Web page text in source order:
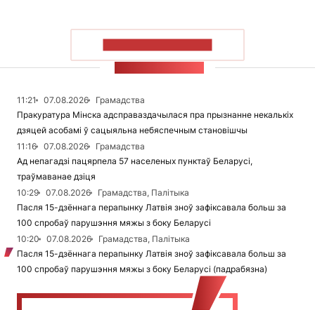
11:21 07.08.2026
Грамадства
Пракуратура Мінска адсправаздачылася пра прызнанне некалькіх
дзяцей асобамі ў сацыяльна небяспечным становішчы
11:16
07.08.2026
Грамадства
Ад непагадзі пацярпела 57 населеных пунктаў Беларусі,
траўмаванае дзіця
10:29
07.08.2026
Грамадства, Палітыка
Пасля 15-дзённага перапынку Латвія зноў зафіксавала больш за
100 спробаў парушэння мяжы з боку Беларусі
10:20
07.08.2026
Грамадства, Палітыка
Пасля 15-дзённага перапынку Латвія зноў зафіксавала больш за
100 спробаў парушэння мяжы з боку Беларусі (падрабязна)